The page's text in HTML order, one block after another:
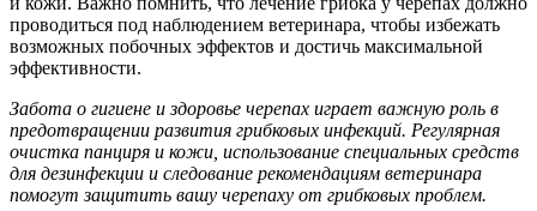
проводиться под наблюдением ветеринара, чтобы избежать
возможных побочных эффектов и достичь максимальной
эффективности.
Забота о гигиене и здоровье черепах играет важную роль в
предотвращении развития грибковых инфекций. Регулярная
очистка панциря и кожи, использование специальных средств
для дезинфекции и следование рекомендациям ветеринара
помогут защитить вашу черепаху от грибковых проблем.